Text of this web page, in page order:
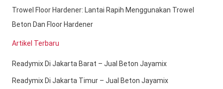
Trowel Floor Hardener: Lantai Rapih Menggunakan Trowel
Beton Dan Floor Hardener
Artikel Terbaru
Readymix Di Jakarta Barat – Jual Beton Jayamix
Readymix Di Jakarta Timur – Jual Beton Jayamix